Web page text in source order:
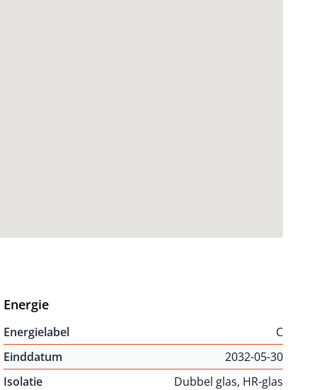
Energie
Energielabel
C
Einddatum
2032-05-30
Isolatie
Dubbel glas, HR-glas